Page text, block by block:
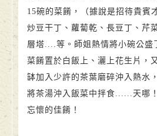
15碗的菜餚，（據說是招待貴賓
炒豆干丁、蘿蔔乾、長豆丁、芹
層塔....等。師姐熱情將小碗公盛
菜餚置於白飯上、灑上花生片，
缽加入少許的茶葉磨碎沖入熱水
將茶湯沖入飯菜中拌食......天哪
忘懷的佳餚！